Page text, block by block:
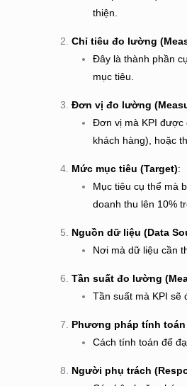
thiện.
Chỉ tiêu đo lường
Đây là thành phần
mục tiêu.
Đơn vị đo lường
Đơn vị mà KPI được
khách hàng), hoặc
Mức mục tiêu (Target):
Mục tiêu cụ thể mà
doanh thu lên 10%
Nguồn dữ liệu (Data
Nơi mà dữ liệu cần
Tần suất đo lường
Tần suất mà KPI sẽ
Phương pháp tính
Cách tính toán để
Người phụ trách